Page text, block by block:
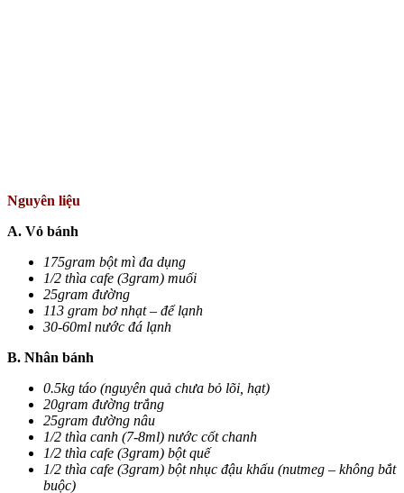
Nguyên liệu
A. Vỏ bánh
175gram bột mì đa dụng
1/2 thìa cafe (3gram) muối
25gram đường
113 gram bơ nhạt – để lạnh
30-60ml nước đá lạnh
B. Nhân bánh
0.5kg táo (nguyên quả chưa bỏ lõi, hạt)
20gram đường trắng
25gram đường nâu
1/2 thìa canh (7-8ml) nước cốt chanh
1/2 thìa cafe (3gram) bột quế
1/2 thìa cafe (3gram) bột nhục đậu khấu (nutmeg – không bắt
buộc)